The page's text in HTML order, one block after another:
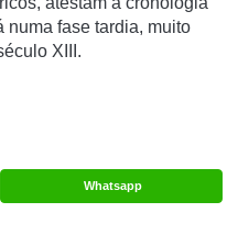
numa fase tardia, muito
XIII.
Whatsapp